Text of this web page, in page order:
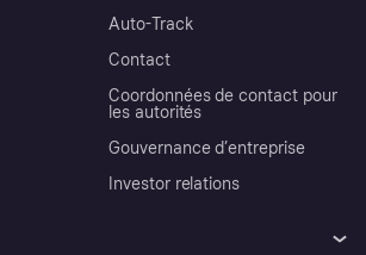
Auto-Track
Contact
Coordonnées de contact pour
les autorités
Gouvernance d’entreprise
Investor relations